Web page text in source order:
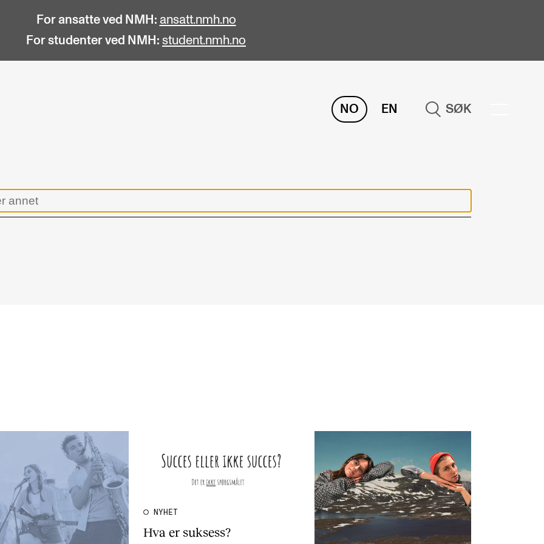
For ansatte ved NMH: ansatt.nmh.no
For studenter ved NMH: student.nmh.no
NO EN
SØK
Fagmiljøer
Ledige stillinger
For ansatte og studenter
NYHET
Hva er suksess?